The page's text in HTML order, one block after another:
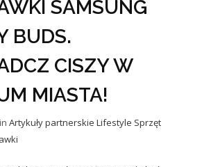
SAMSUNG
BUDS.
CISZY W
MIASTA!
in Artykuły partnerskie Lifestyle Sprzęt